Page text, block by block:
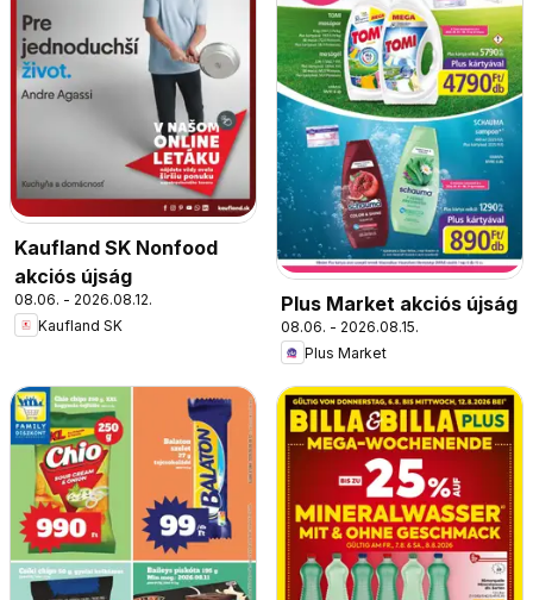
Kaufland SK Nonfood
akciós újság
08.06. - 2026.08.12.
Kaufland SK
Plus Market akciós újság
08.06. - 2026.08.15.
Plus Market